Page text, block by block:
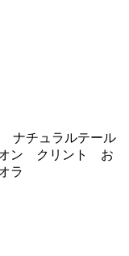
ナチュラルテール
オン クリント お
ラ